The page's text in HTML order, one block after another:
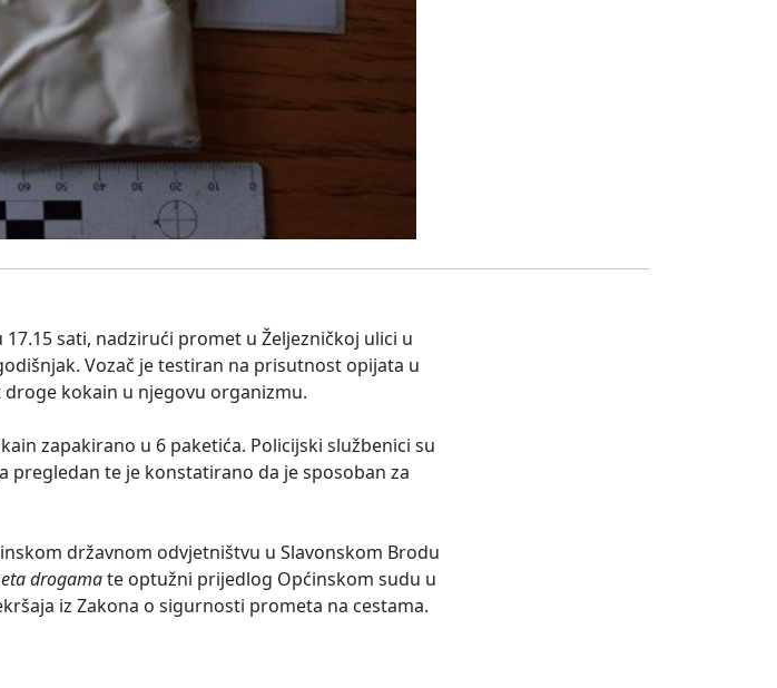
sati, nadzirući promet u Željezničkoj ulici u
Vozač je testiran na prisutnost opijata u
kokain u njegovu organizmu.
zapakirano u 6 paketića. Policijski službenici su
te je konstatirano da je sposoban za
državnom odvjetništvu u Slavonskom Brodu
drogamate optužni prijedlog Općinskom sudu u
iz Zakona o sigurnosti prometa na cestama.